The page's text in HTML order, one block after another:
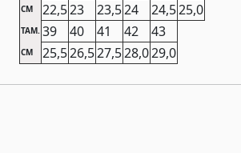
CM 22,523 23,524 24,525,0
TAM. 39 40 41 42 43
CM 25,526,527,528,029,0